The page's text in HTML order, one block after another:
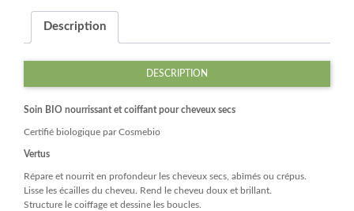
Description
DESCRIPTION
Soin BIO nourrissant et coiffant pour cheveux secs
Certifié biologique par Cosmebio
Vertus
Répare et nourrit en profondeur les cheveux secs, abîmés ou crépus.
Lisse les écailles du cheveu. Rend le cheveu doux et brillant.
Structure le coiffage et dessine les boucles.